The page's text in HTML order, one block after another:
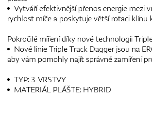
Vytváří efektivnější přenos energie mezi
rychlost míče a poskytuje větší rotaci klínu
Pokročilé míření díky nové technologii
Nové linie Triple Track Dagger jsou na
aby vám pomohly najít správné zamíření
TYP: 3-VRSTVY
MATERIÁL PLÁŠTE: HYBRID